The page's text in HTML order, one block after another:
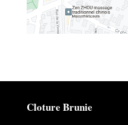
Cloture Brunie